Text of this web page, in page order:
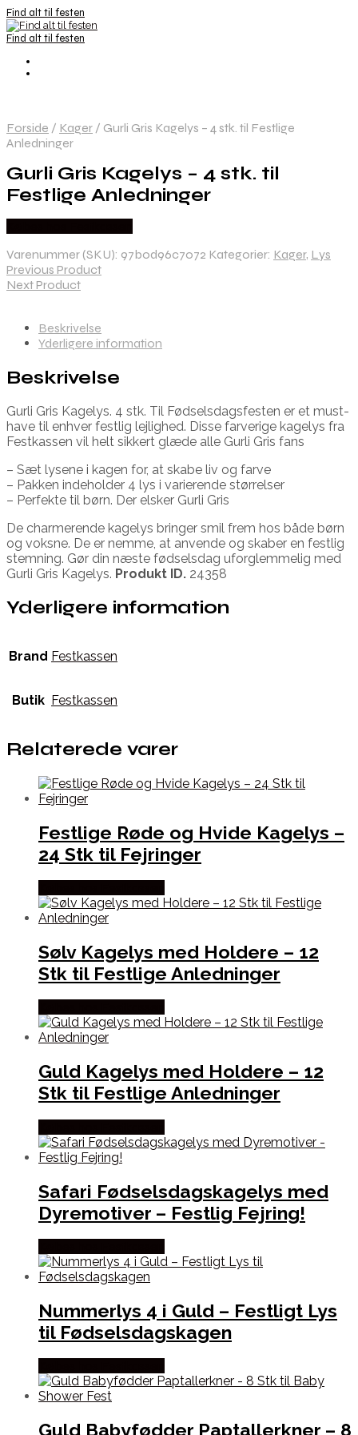
Find alt til festen
Find alt til festen
Forside / Kager / Gurli Gris Kagelys – 4 stk. til Festlige
Anledninger
Gurli Gris Kagelys – 4 stk. til
Festlige Anledninger
Varenummer (SKU): 97b0d96c7072 Kategorier: Kager, Lys
Previous Product
Next Product
Beskrivelse
Yderligere information
Beskrivelse
Gurli Gris Kagelys. 4 stk. Til Fødselsdagsfesten er et must-
have til enhver festlig lejlighed. Disse farverige kagelys fra
Festkassen vil helt sikkert glæde alle Gurli Gris fans
– Sæt lysene i kagen for, at skabe liv og farve
– Pakken indeholder 4 lys i varierende størrelser
– Perfekte til børn. Der elsker Gurli Gris
De charmerende kagelys bringer smil frem hos både børn
og voksne. De er nemme, at anvende og skaber en festlig
stemning. Gør din næste fødselsdag uforglemmelig med
Gurli Gris Kagelys. Produkt ID. 24358
Yderligere information
Brand Festkassen
Butik Festkassen
Relaterede varer
Festlige Røde og Hvide Kagelys –
24 Stk til Fejringer
Sølv Kagelys med Holdere – 12
Stk til Festlige Anledninger
Guld Kagelys med Holdere – 12
Stk til Festlige Anledninger
Safari Fødselsdagskagelys med
Dyremotiver – Festlig Fejring!
Nummerlys 4 i Guld – Festligt Lys
til Fødselsdagskagen
Guld Babyfødder Paptallerkner – 8